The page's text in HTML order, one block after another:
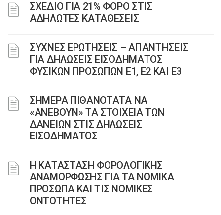
ΣΧΕΔΙΟ ΓΙΑ 21% ΦΟΡΟ ΣΤΙΣ
ΑΔΗΛΩΤΕΣ ΚΑΤΑΘΕΣΕΙΣ
ΣΥΧΝΕΣ ΕΡΩΤΗΣΕΙΣ – ΑΠΑΝΤΗΣΕΙΣ
ΓΙΑ ΔΗΛΩΣΕΙΣ ΕΙΣΟΔΗΜΑΤΟΣ
ΦΥΣΙΚΩΝ ΠΡΟΣΩΠΩΝ Ε1, Ε2 ΚΑΙ Ε3
ΣΗΜΕΡΑ ΠΙΘΑΝΟΤΑΤΑ ΝΑ
«ΑΝΕΒΟΥΝ» ΤΑ ΣΤΟΙΧΕΙΑ ΤΩΝ
ΔΑΝΕΙΩΝ ΣΤΙΣ ΔΗΛΩΣΕΙΣ
ΕΙΣΟΔΗΜΑΤΟΣ
Η ΚΑΤΑΣΤΑΣΗ ΦΟΡΟΛΟΓΙΚΗΣ
ΑΝΑΜΟΡΦΩΣΗΣ ΓΙΑ ΤΑ ΝΟΜΙΚΑ
ΠΡΟΣΩΠΑ ΚΑΙ ΤΙΣ ΝΟΜΙΚΕΣ
ΟΝΤΟΤΗΤΕΣ